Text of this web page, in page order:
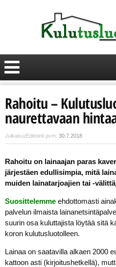
Rahoitu –
naurettavaan
Julkaisu/Editointi pvm: 30.7.2018
Rahoitu on lainaajan paras
järjestäen edullisimpia, mitä
muiden lainatarjoajien tai -
Suosittelemme ehdottomasti
palvelun ilmaista
suurin osa kuluttajista löytää sitä
koron kulutusluotolleen.
Lainaa on saatavilla alkaen 2000
kattoon asti (kirjoitushetkellä),